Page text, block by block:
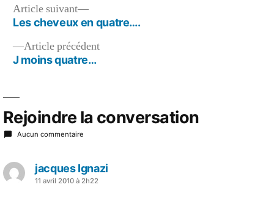
Navigation
de
l’article
Article précédentArticle
J moins quatre…
Article suivant
Article
suivant :
Les cheveux en quatre….
Rejoindre la conversation
Aucun commentaire
jacques Ignazi
a
11 avril 2010 à 2h22